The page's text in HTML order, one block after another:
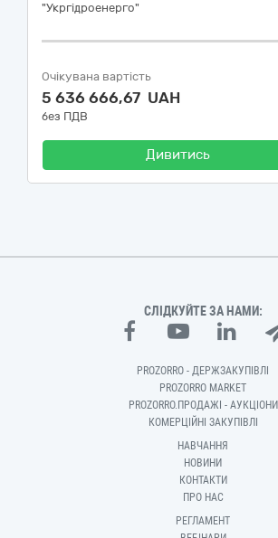
"Укргідроенерго"
Очікувана вартість
5 636 666,67 UAH
без ПДВ
Дивитись
СЛІДКУЙТЕ ЗА НАМИ:
PROZORRO - ДЕРЖЗАКУПІВЛІ
PROZORRO MARKET
PROZORRO.ПРОДАЖІ - АУКЦІОНИ
КОМЕРЦІЙНІ ЗАКУПІВЛІ
НАВЧАННЯ
НОВИНИ
КОНТАКТИ
ПРО НАС
РЕГЛАМЕНТ